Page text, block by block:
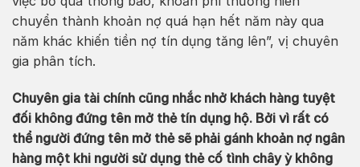
chuyển thành khoản nợ quá hạn hết năm này qua
năm khác khiến tiền nợ tín dụng tăng lên”, vị chuyên
gia phân tích.
Chuyên gia tài chính cũng nhắc nhở khách hàng tuyệt
đối không đứng tên mở thẻ tín dụng hộ. Bởi vì rất có
thể người đứng tên mở thẻ sẽ phải gánh khoản nợ ngân
hàng một khi người sử dụng thẻ cố tình chây ỳ không